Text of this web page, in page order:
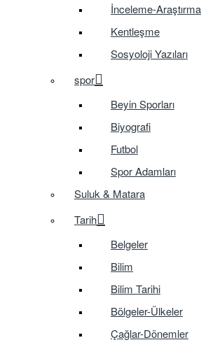
İnceleme-Araştırma
Kentleşme
Sosyoloji Yazıları
spor
Beyin Sporları
Biyografi
Futbol
Spor Adamları
Suluk & Matara
Tarih
Belgeler
Bilim
Bilim Tarihi
Bölgeler-Ülkeler
Çağlar-Dönemler